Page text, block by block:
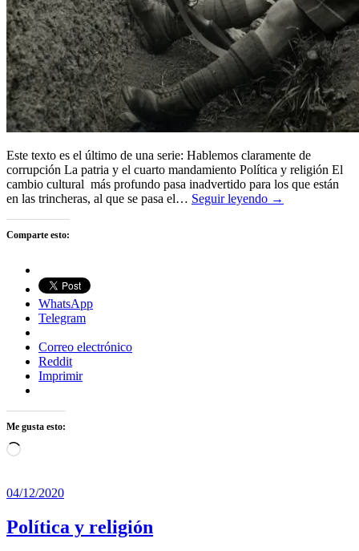
Este texto es el último de una serie: Hablemos claramente de
corrupción La patria y el cuarto mandamiento Política y religión El
cambio cultural más profundo pasa inadvertido para los que están
en las trincheras, al que se pasa el… Seguir leyendo →
Comparte esto:
WhatsApp
Telegram
Correo electrónico
Reddit
Imprimir
Me gusta esto:
Cargando...
04/12/2020
Política y religión